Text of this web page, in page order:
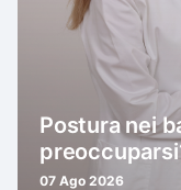
Postura nei
07 Ago 2026